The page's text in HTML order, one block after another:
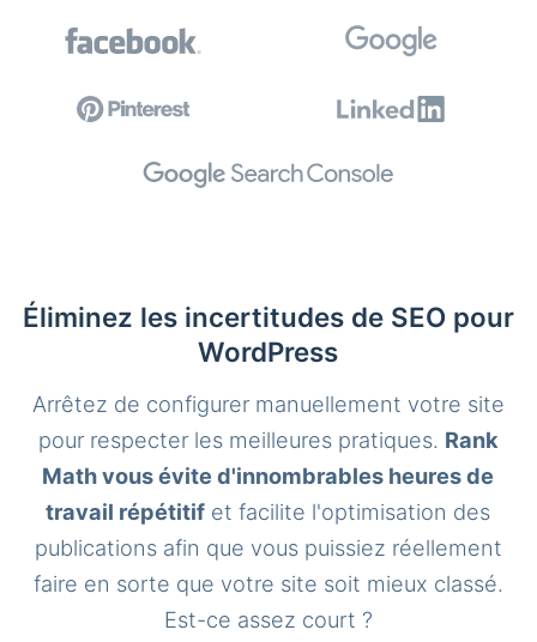
Éliminez les incertitudes de SEO pour
WordPress
Arrêtez de configurer manuellement votre site
pour respecter les meilleures pratiques. Rank
Math vous évite d'innombrables heures de
travail répétitif et facilite l'optimisation des
publications afin que vous puissiez réellement
faire en sorte que votre site soit mieux classé.
Est-ce assez court ?